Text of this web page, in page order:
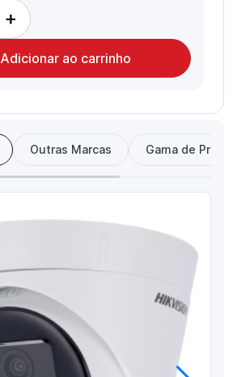
+
Adicionar ao carrinho
Outras Marcas Gama de Preço